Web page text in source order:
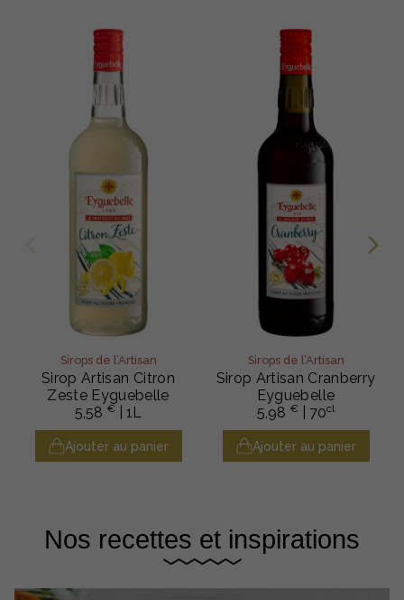
Sirops de l’Artisan
Sirop Artisan Citron
Zeste Eyguebelle
5,58 € | 1L
Ajouter au panier
Sirops de l’Artisan
Sirop Artisan Cranberry
Eyguebelle
5,98 € | 70cl
Ajouter au panier
Nos recettes et inspirations